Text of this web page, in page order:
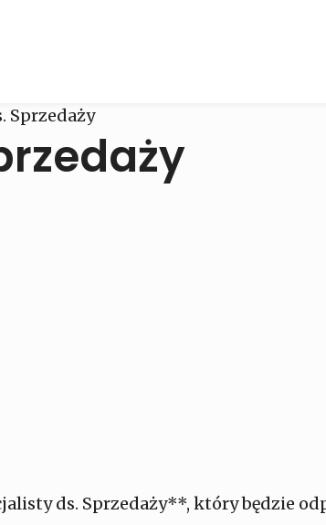
Sprzedaży
ds. Sprzedaży**, który będzie